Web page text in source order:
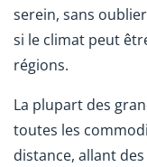
serein, sans
si le climat peut
régions.
La plupart des
toutes les
distance, allant